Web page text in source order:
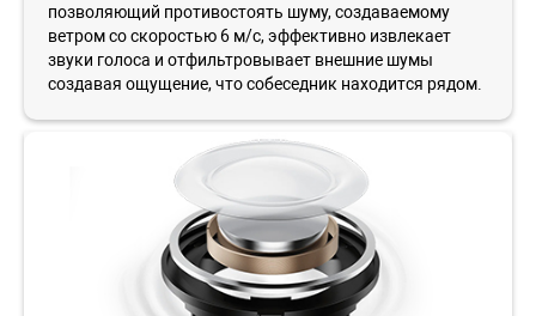
позволяющий противостоять шуму, создаваемому
ветром со скоростью 6 м/с, эффективно извлекает
звуки голоса и отфильтровывает внешние шумы
создавая ощущение, что собеседник находится рядом.